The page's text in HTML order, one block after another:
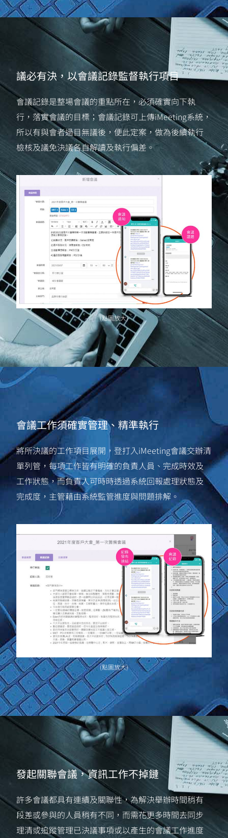
議必有決，以會議記錄監督執行項目
會議記錄是整場會議的重點所在，必須確實向下執
行，落實會議的目標；會議記錄可上傳iMeeting系統，
所以有與會者過目無議後，便此定案，做為後續執行
檢核及議免決議各自解讀及執行偏差。
(點圖放大)
會議工作須確實管理、精準執行
將所決議的工作項目展開，登打入iMeeting會議交辦清
單列管，每項工作皆有明確的負責人員、完成時效及
工作狀態，而負責人可時時透過系統回報處理狀態及
完成度，主管藉由系統監管進度與問題排解。
(點圖放大)
發起關聯會議，資訊工作不掉鏈
許多會議都具有連續及關聯性，為解決舉辦時間稍有
段差或參與的人員稍有不同，而需花更多時間去同步
理清或追蹤管理已決議事項或以產生的會議工作進度